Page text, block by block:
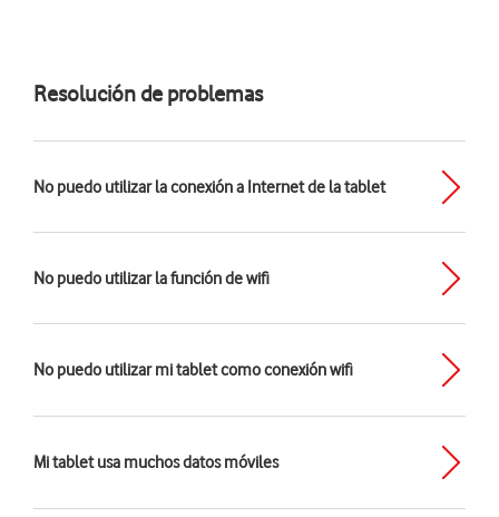
Resolución de problemas
No puedo utilizar la conexión a Internet de la tablet
No puedo utilizar la función de wifi
No puedo utilizar mi tablet como conexión wifi
Mi tablet usa muchos datos móviles